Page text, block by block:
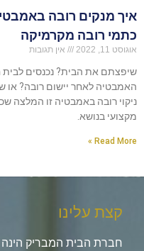
איך מנקים רובה
כתמי רובה מקרמיקה
אוגוסט 11, 2022 אין תגובות
שיפצתם את הבית? נכנסים לבית
האמבטיה לאחר יישום רובה?
ניקוי רובה באמבטיה זו המלצה
מקצועי בנושא.
Read More »
קצת עלינו
חברת הבית המבריק הינה